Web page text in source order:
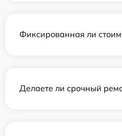
Фиксированная ли
Делаете ли срочный